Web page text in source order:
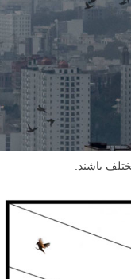
باشند.